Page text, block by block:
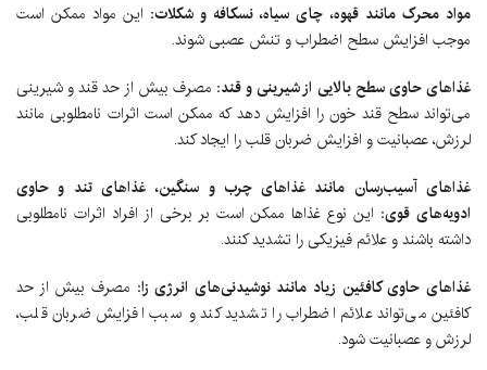
مواد محرک مانند قهوه، چای سیاه، نسکافه و شکلات: این مواد ممکن است
موجب افزایش سطح اضطراب و تنش عصبی شوند.
غذاهای حاوی سطح بالایی از شیرینی و قند: مصرف بیش از حد قند و شیرینی
می‌تواند سطح قند خون را افزایش دهد که ممکن است اثرات نامطلوبی مانند
لرزش، عصبانیت و افزایش ضربان قلب را ایجاد کند.
غذاهای آسیب‌رسان مانند غذاهای چرب و سنگین، غذاهای تند و حاوی
ادویه‌های قوی: این نوع غذاها ممکن است بر برخی از افراد اثرات نامطلوبی
داشته باشند و علائم فیزیکی را تشدید کنند.
غذاهای حاوی کافئین زیاد مانند نوشیدنی‌های انرژی زا: مصرف بیش از حد
کافئین می‌تواند علائم اضطراب را تشدید کند و سبب افزایش ضربان قلب،
لرزش و عصبانیت شود.